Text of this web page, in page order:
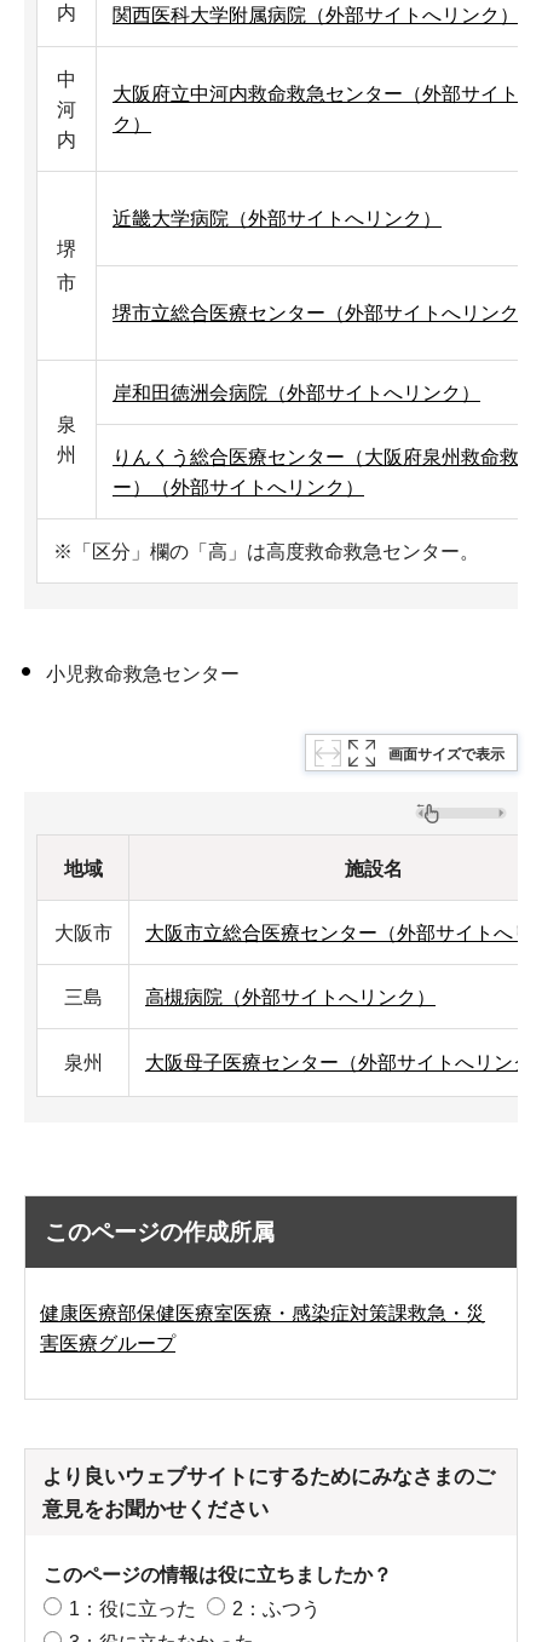
内
関西医科大学附属病院（外部サイトへリンク）
中
河
内
大阪府立中河内救命救急センター（外部サイト
ク）
堺
市
近畿大学病院（外部サイトへリンク）
堺市立総合医療センター（外部サイトへリンク）
泉
州
岸和田徳洲会病院（外部サイトへリンク）
りんくう総合医療センター（大阪府泉州救命救
ー）（外部サイトへリンク）
※「区分」欄の「高」は高度救命救急センター。
小児救命救急センター
画面サイズで表示
地域 施設名
大阪市 大阪市立総合医療センター（外部サイトへリ
三島 高槻病院（外部サイトへリンク）
泉州 大阪母子医療センター（外部サイトへリンク
このページの作成所属
健康医療部保健医療室医療・感染症対策課救急・災
害医療グループ
より良いウェブサイトにするためにみなさまのご
意見をお聞かせください
このページの情報は役に立ちましたか？
1：役に立った
2：ふつう